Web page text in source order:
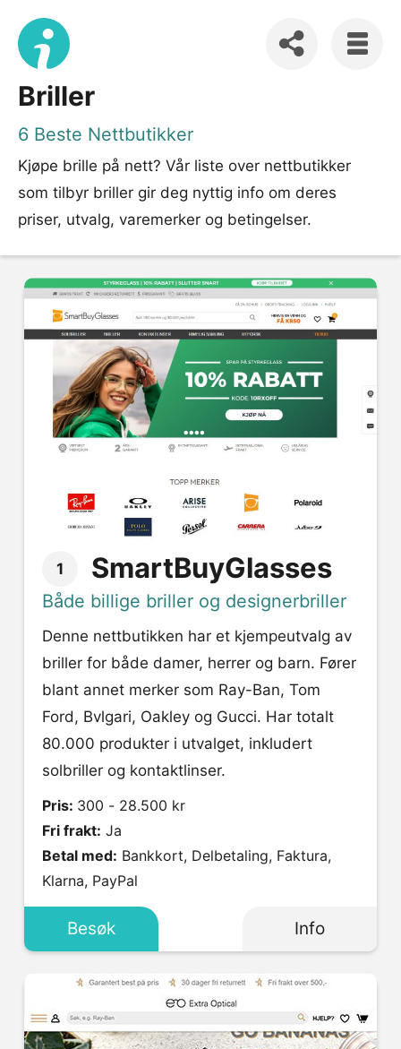
Briller
6 Beste Nettbutikker
Kjøpe brille på nett? Vår liste over nettbutikker
som tilbyr briller gir deg nyttig info om deres
priser, utvalg, varemerker og betingelser.
1 SmartBuyGlasses
Både billige briller og designerbriller
Denne nettbutikken har et kjempeutvalg av
briller for både damer, herrer og barn. Fører
blant annet merker som Ray-Ban, Tom
Ford, Bvlgari, Oakley og Gucci. Har totalt
80.000 produkter i utvalget, inkludert
solbriller og kontaktlinser.
Pris: 300 - 28.500 kr
Fri frakt: Ja
Betal med:
Klarna, PayPal
Besøk Info